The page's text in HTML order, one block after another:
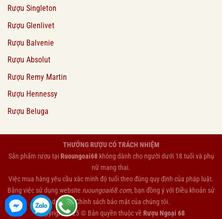
Rượu Singleton
Rượu Glenlivet
Rượu Balvenie
Rượu Absolut
Rượu Remy Martin
Rượu Hennessy
Rượu Beluga
THƯỞNG RƯỢU CÓ TRÁCH NHIỆM
Sản phẩm rượu tạiRuoungoai68không dành cho người dưới 18 tuổi và phụ
nữ mang thai.
Việc mua hàng yêu cầu xác minh độ tuổi theo đúng quy định của pháp luật.
Bằng việc sử dụng website ruoungoai68.com, bạn đồng ý vớiĐiều khoản sử
dụng vàChính sách bảo mậtcủa chúng tôi.
Copyright 2025 © Bản quyền thuộc về Rượu Ngoại 68